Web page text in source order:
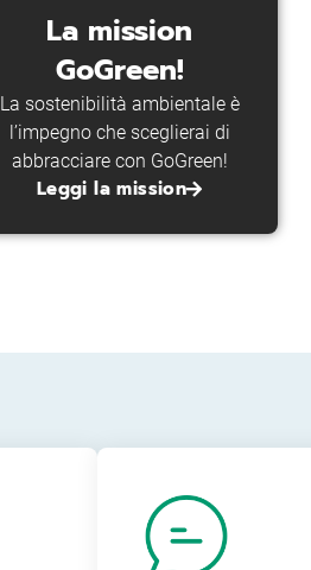
La mission
GoGreen!
La sostenibilità ambientale è
l’impegno che sceglierai di
abbracciare con GoGreen!
Leggi la mission